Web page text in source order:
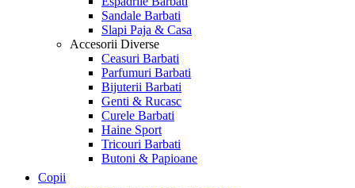
Sandale Barbati
Slapi Paja & Casa
Accesorii Diverse
Ceasuri Barbati
Parfumuri Barbati
Bijuterii Barbati
Genti & Rucasc
Curele Barbati
Haine Sport
Tricouri Barbati
Butoni & Papioane
Copii